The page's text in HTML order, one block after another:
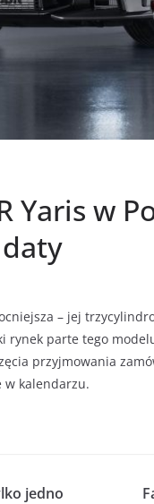
Yaris w
– jej
parte tego
przyjmowania
w kalendarzu.
jedno